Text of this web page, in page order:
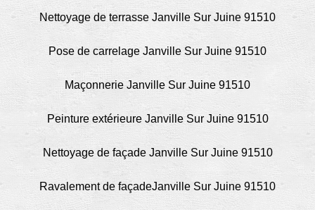
Nettoyage de terrasse Janville Sur Juine 91510
Pose de carrelage Janville Sur Juine 91510
Maçonnerie Janville Sur Juine 91510
Peinture extérieure Janville Sur Juine 91510
Nettoyage de façade Janville Sur Juine 91510
Ravalement de façadeJanville Sur Juine 91510